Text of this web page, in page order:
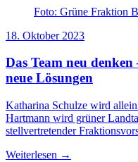
Foto: Grüne Fraktion
18. Oktober 2023
Das Team neu
neue Lösungen
Katharina Schulze wird
Hartmann wird grüner
stellvertretender
Weiterlesen →